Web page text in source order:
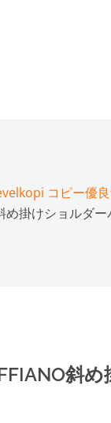
コピー優良
め掛けショルダ
斜